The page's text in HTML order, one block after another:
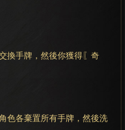
換手牌，然後你獲得〖奇
色各棄置所有手牌，然後洗